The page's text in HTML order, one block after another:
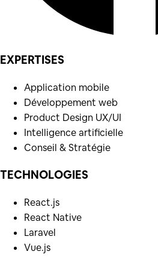
EXPERTISES
Application mobile
Développement web
Product Design UX/UI
Intelligence artificielle
Conseil & Stratégie
TECHNOLOGIES
React.js
React Native
Laravel
Vue.js